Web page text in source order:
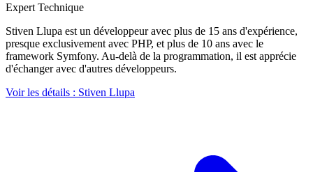
Expert Technique
Stiven Llupa est un développeur avec plus de 15 ans d'expérience,
presque exclusivement avec PHP, et plus de 10 ans avec le
framework Symfony. Au-delà de la programmation, il est apprécie
d'échanger avec d'autres développeurs.
Voir les détails : Stiven Llupa